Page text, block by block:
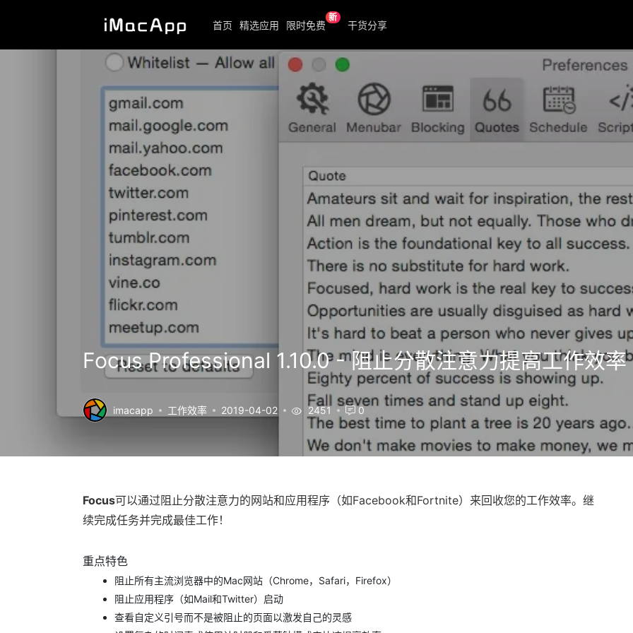
首页 精选应用 限时免费
新
干货分享
Focus Professional 1.10.0 - 阻止分散注意力提高工作效率
imacapp 工作效率 2019-04-02 2451 0
Focus可以通过阻止分散注意力的网站和应用程序（如Facebook和Fortnite）来回收您的工作效率。继
续完成任务并完成最佳工作！
重点特色
阻止所有主流浏览器中的Mac网站（Chrome，Safari，Firefox）
阻止应用程序（如Mail和Twitter）启动
查看自定义引号而不是被阻止的页面以激发自己的灵感